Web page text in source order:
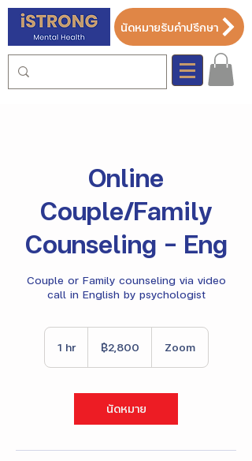
นัดหมายรับคำปรึกษา
Online
Couple/Family
Counseling - Eng
Couple or Family counseling via video
call in English by psychologist
1 hr1
บาท
ไทย฿2,800 Zoom
นัดหมาย